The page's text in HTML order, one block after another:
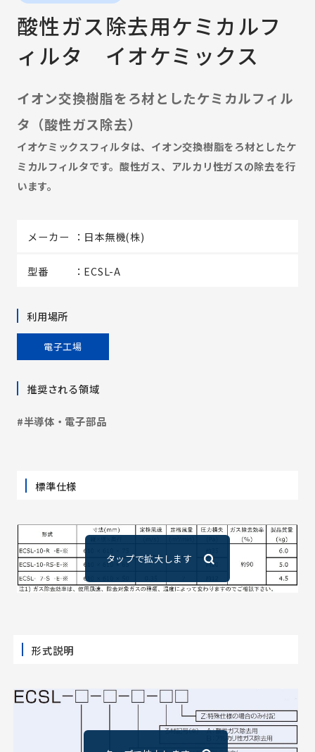
酸性ガス除去用ケミカルフ
ィルタ イオケミックス
イオン交換樹脂をろ材としたケミカルフィル
タ（酸性ガス除去）
イオケミックスフィルタは、イオン交換樹脂をろ材としたケ
ミカルフィルタです。酸性ガス、アルカリ性ガスの除去を行
います。
メーカー 日本無機(株)
型番 ECSL-A
利用場所
電子工場
推奨される領域
#半導体・電子部品
標準仕様
形式説明